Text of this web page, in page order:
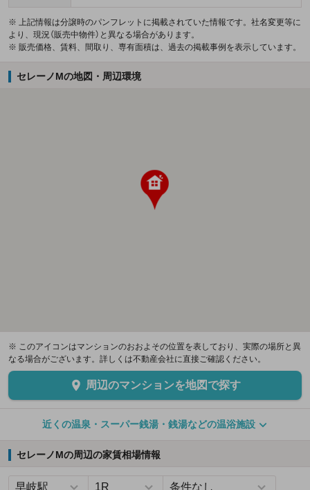
※ 上記情報は分譲時のパンフレットに掲載されていた情報です。社名変更等に
より、現況（販売中物件）と異なる場合があります。
※ 販売価格、賃料、間取り、専有面積は、過去の掲載事例を表示しています。
セレーノMの地図・周辺環境
※ このアイコンはマンションのおおよその位置を表しており、実際の場所と異
なる場合がございます。詳しくは不動産会社に直接ご確認ください。
周辺のマンションを地図で探す
近くの温泉・スーパー銭湯・銭湯などの温浴施設
セレーノMの周辺の家賃相場情報